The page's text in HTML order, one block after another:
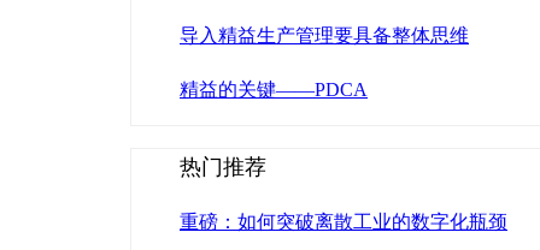
导入精益生产管理要具备整体思维
精益的关键——PDCA
热门推荐
重磅：如何突破离散工业的数字化瓶颈